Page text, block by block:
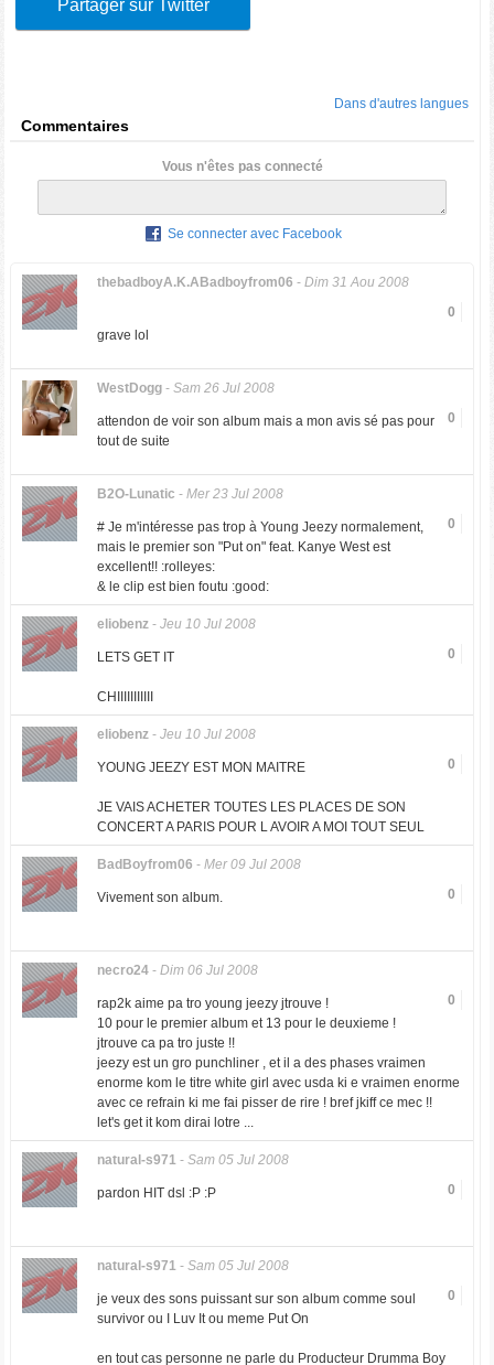
Partager sur Twitter
Dans d'autres langues
Commentaires
Vous n'êtes pas connecté
Se connecter avec Facebook
thebadboyA.K.ABadboyfrom06 - Dim 31 Aou 2008
0
grave lol
WestDogg- Sam 26 Jul 2008
0
attendon de voir son album mais a mon avis sé pas pour
tout de suite
B2O-Lunatic - Mer 23 Jul 2008
0
# Je m'intéresse pas trop à Young Jeezy normalement,
mais le premier son "Put on" feat. Kanye West est
excellent!! :rolleyes:
& le clip est bien foutu :good:
eliobenz- Jeu 10 Jul 2008
0
LETS GET IT
CHIIIIIIIIIII
eliobenz- Jeu 10 Jul 2008
0
YOUNG JEEZY EST MON MAITRE
JE VAIS ACHETER TOUTES LES PLACES DE SON
CONCERT A PARIS POUR L AVOIR A MOI TOUT SEUL
BadBoyfrom06 - Mer 09 Jul 2008
0
Vivement son album.
necro24- Dim 06 Jul 2008
0
rap2k aime pa tro young jeezy jtrouve !
10 pour le premier album et 13 pour le deuxieme !
jtrouve ca pa tro juste !!
jeezy est un gro punchliner , et il a des phases vraimen
enorme kom le titre white girl avec usda ki e vraimen enorme
avec ce refrain ki me fai pisser de rire ! bref jkiff ce mec !!
let's get it kom dirai lotre ...
natural-s971- Sam 05 Jul 2008
0
pardon HIT dsl :P :P
natural-s971- Sam 05 Jul 2008
0
je veux des sons puissant sur son album comme soul
survivor ou I Luv It ou meme Put On
en tout cas personne ne parle du Producteur Drumma Boy